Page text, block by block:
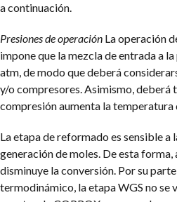
a continuación.
Presiones de operación La operación
impone que la mezcla de entrada a
atm, de modo que deberá
y/o compresores. Asimismo, deberá
compresión aumenta la temperatura
La etapa de reformado es sensible a
generación de moles. De esta forma,
disminuye la conversión. Por su
termodinámico, la etapa WGS no se